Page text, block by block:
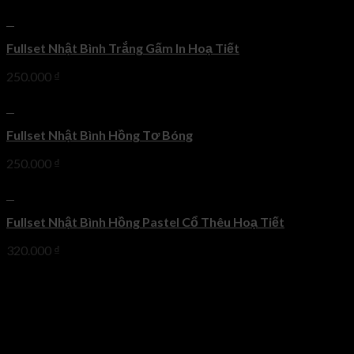
Fullset Nhật Bình Trắng Gấm In Hoạ Tiết
250.000 ₫
Fullset Nhật Bình Hồng Tơ Bóng
250.000 ₫
Fullset Nhật Bình Hồng Pastel Cổ Thêu Hoạ Tiết
320.000 ₫